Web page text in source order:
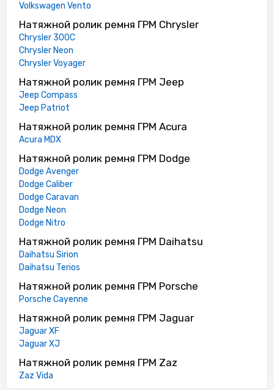
Volkswagen Vento
Натяжной ролик ремня ГРМ Chrysler
Chrysler 300C
Chrysler Neon
Chrysler Voyager
Натяжной ролик ремня ГРМ Jeep
Jeep Compass
Jeep Patriot
Натяжной ролик ремня ГРМ Acura
Acura MDX
Натяжной ролик ремня ГРМ Dodge
Dodge Avenger
Dodge Caliber
Dodge Caravan
Dodge Neon
Dodge Nitro
Натяжной ролик ремня ГРМ Daihatsu
Daihatsu Sirion
Daihatsu Terios
Натяжной ролик ремня ГРМ Porsche
Porsche Cayenne
Натяжной ролик ремня ГРМ Jaguar
Jaguar XF
Jaguar XJ
Натяжной ролик ремня ГРМ Zaz
Zaz Vida